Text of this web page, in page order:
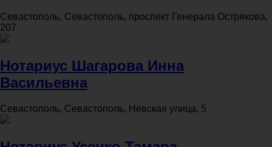
Севастополь, Севастополь, проспект Генерала Острякова,
207
Нотариус Шагарова Инна
Васильевна
Севастополь, Севастополь, Невская улица, 5